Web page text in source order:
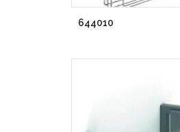
644010